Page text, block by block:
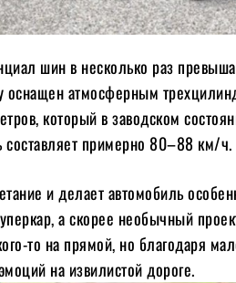
шин в несколько раз
оснащен атмосферным
который в заводском
составляет примерно 80–88 км/ч.
и делает автомобиль
а скорее необычный
то на прямой, но благодаря
на извилистой дороге.